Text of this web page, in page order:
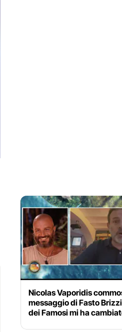
Nicolas Vaporidis
messaggio di Fasto
dei Famosi mi ha